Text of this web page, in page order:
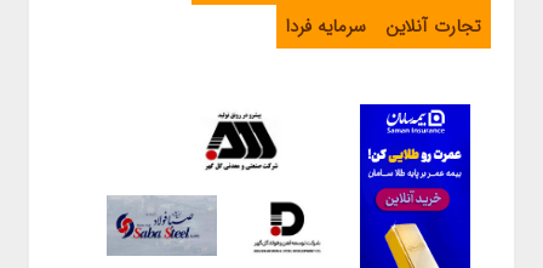
تجارت آنلاین
سرمایه فردا